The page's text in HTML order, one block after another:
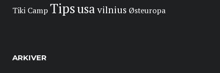
Tiki Camp Tipsusavilnius Østeuropa
ARKIVER